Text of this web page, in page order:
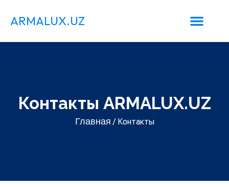
ARMALUX.UZ
Контакты ARMALUX.UZ
Главная / Контакты